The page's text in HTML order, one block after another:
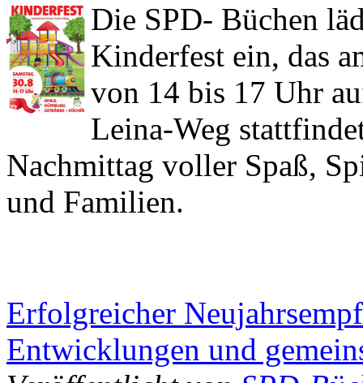
Die SPD- Büchen
Kinderfest ein, das
von 14 bis 17 Uhr
Leina-Weg
Nachmittag voller Spaß,
und Familien.
Erfolgreicher
Entwicklungen und